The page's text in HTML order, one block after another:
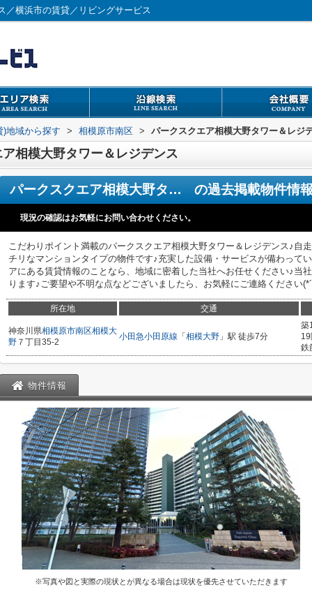
／横浜市の賃貸／リビングサービス
)地域から探す > 相模原市南区 > パークスクエア相模大野タワー＆レジ
相模大野タワー＆レジデンス
パークスクエア相模大野タワー＆レジデンス の過去掲載物件情
現況の確認はお気軽にお問い合わせください。
こだわりポイント満載のパークスクエア相模大野タワー＆レジデンス♪自
チリなマンションタイプの物件です♪充実した設備・サービスが備わって
アにある賃貸情報のことなら、地域に密着した当社へお任せください♪当
ります♪ご要望や不明な点などございましたら、お気軽にご連絡ください
所在地 交通
神奈川県相模原市南区相模大
野 ７丁目35-2
小田急小田原線 「 相模大野 」駅 徒歩7分
築
鉄
物件情報
※写真や図と実際の現状とが異なる場合は現状を優先させていただきます